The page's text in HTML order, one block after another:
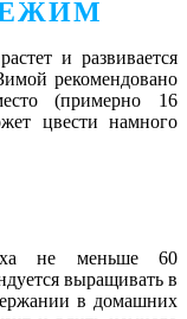
и развивается
рекомендовано
(примерно 16
цвести намного
не меньше 60
выращивать в
в домашних